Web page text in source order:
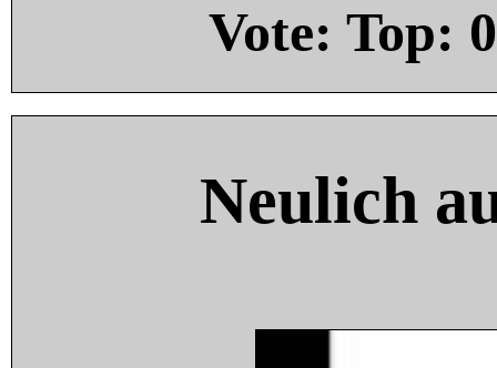
Vote: Top: 0
Neulich